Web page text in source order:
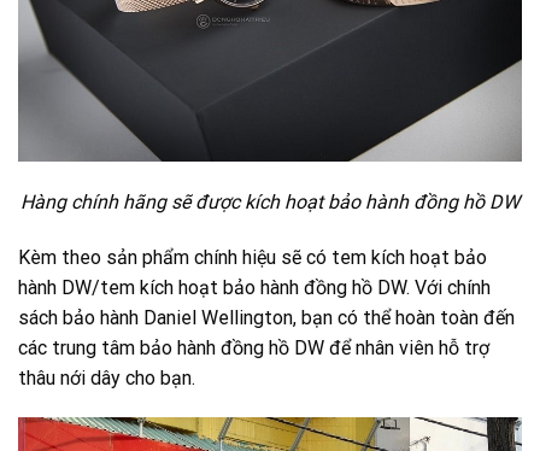
Hàng chính hãng sẽ được kích hoạt bảo hành đồng hồ DW
Kèm theo sản phẩm chính hiệu sẽ có tem kích hoạt bảo
hành DW/tem kích hoạt bảo hành đồng hồ DW. Với chính
sách bảo hành Daniel Wellington, bạn có thể hoàn toàn đến
các trung tâm bảo hành đồng hồ DW để nhân viên hỗ trợ
thâu nới dây cho bạn.